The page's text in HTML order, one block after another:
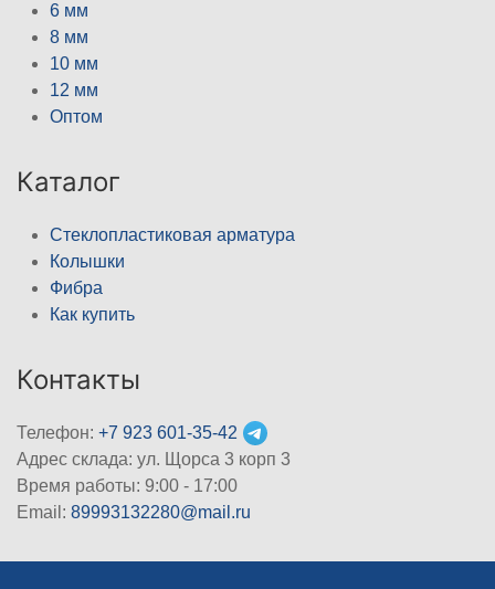
6 мм
8 мм
10 мм
12 мм
Оптом
Каталог
Стеклопластиковая арматура
Колышки
Фибра
Как купить
Контакты
Телефон: +7 923 601-35-42
Адрес склада: ул. Щорса 3 корп 3
Время работы: 9:00 - 17:00
Email: 89993132280@mail.ru